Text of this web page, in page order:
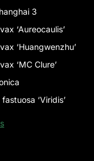
3
‘Aureocaulis’
‘Huangwenzhu’
‘MC Clure’
‘Viridis’